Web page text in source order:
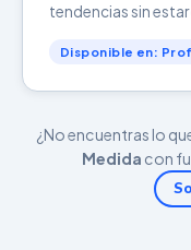
tendencias sin estar
Disponible en:
¿No encuentras lo
Medida con